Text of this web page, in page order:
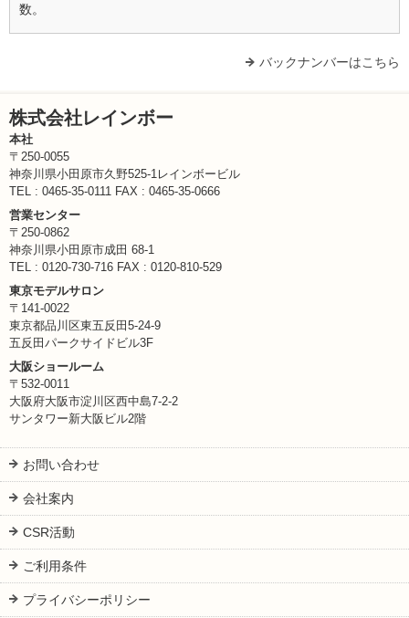
数。
バックナンバーはこちら
株式会社レインボー
本社
〒250-0055
神奈川県小田原市久野525-1レインボービル
TEL : 0465-35-0111 FAX : 0465-35-0666
営業センター
〒250-0862
神奈川県小田原市成田 68-1
TEL : 0120-730-716 FAX : 0120-810-529
東京モデルサロン
〒141-0022
東京都品川区東五反田5-24-9
五反田パークサイドビル3F
大阪ショールーム
〒532-0011
大阪府大阪市淀川区西中島7-2-2
サンタワー新大阪ビル2階
お問い合わせ
会社案内
CSR活動
ご利用条件
プライバシーポリシー